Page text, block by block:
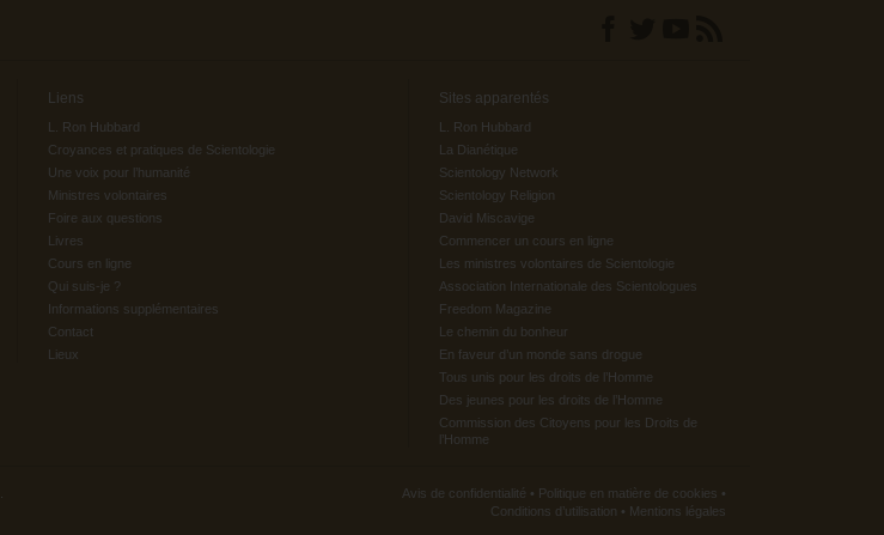
Liens
L. Ron Hubbard
Croyances et pratiques de Scientologie
Une voix pour l’humanité
Ministres volontaires
Foire aux questions
Livres
Cours en ligne
Qui suis-je ?
Informations supplémentaires
Contact
Lieux
Sites apparentés
L. Ron Hubbard
La Dianétique
Scientology Network
Scientology Religion
David Miscavige
Commencer un cours en ligne
Les ministres volontaires de Scientologie
Association Internationale des Scientologues
Freedom Magazine
Le chemin du bonheur
En faveur d’un monde sans drogue
Tous unis pour les droits de l’Homme
Des jeunes pour les droits de l’Homme
Commission des Citoyens pour les Droits de
l’Homme
Avis de confidentialité • Politique en matière de cookies •
Conditions d’utilisation • Mentions légales